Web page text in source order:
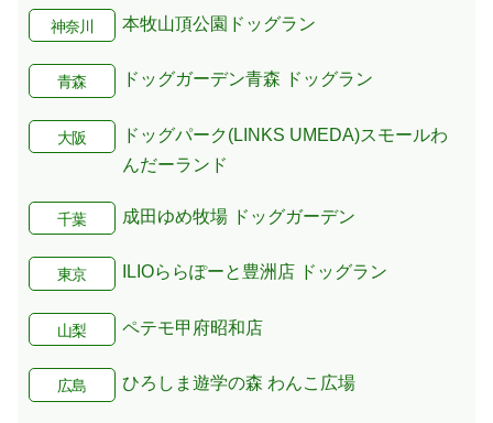
神奈川 本牧山頂公園ドッグラン
青森 ドッグガーデン青森 ドッグラン
大阪
ドッグパーク(LINKS UMEDA)スモールわ
んだーランド
千葉 成田ゆめ牧場 ドッグガーデン
東京 ILIOららぽーと豊洲店 ドッグラン
山梨 ペテモ甲府昭和店
広島 ひろしま遊学の森 わんこ広場